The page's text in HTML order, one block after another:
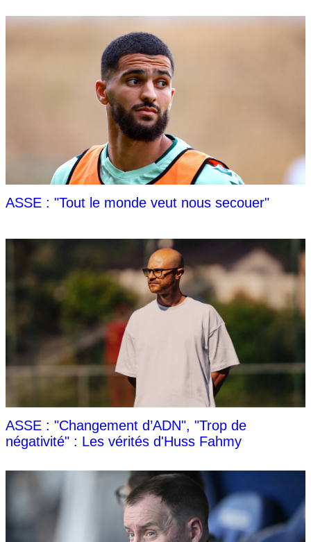
ASSE : "Tout le monde veut nous secouer"
ASSE : "Changement d’ADN", "Trop de
négativité" : Les vérités d'Huss Fahmy